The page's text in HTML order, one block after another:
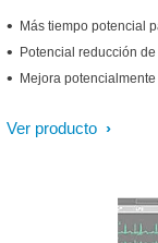
Más tiempo potencial
Potencial reducción
Mejora
Ver producto